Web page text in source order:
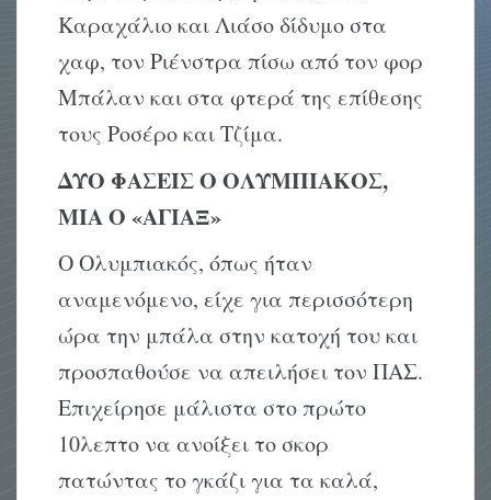
Καραχάλιο και Λιάσο δίδυμο στα
χαφ, τον Ριένστρα πίσω από τον φορ
Μπάλαν και στα φτερά της επίθεσης
τους Ροσέρο και Τζίμα.
ΔΥΟ ΦΑΣΕΙΣ Ο ΟΛΥΜΠΙΑΚΟΣ,
ΜΙΑ Ο «ΑΓΙΑΞ»
Ο Ολυμπιακός, όπως ήταν
αναμενόμενο, είχε για περισσότερη
ώρα την μπάλα στην κατοχή του και
προσπαθούσε να απειλήσει τον ΠΑΣ.
Επιχείρησε μάλιστα στο πρώτο
10λεπτο να ανοίξει το σκορ
πατώντας το γκάζι για τα καλά,